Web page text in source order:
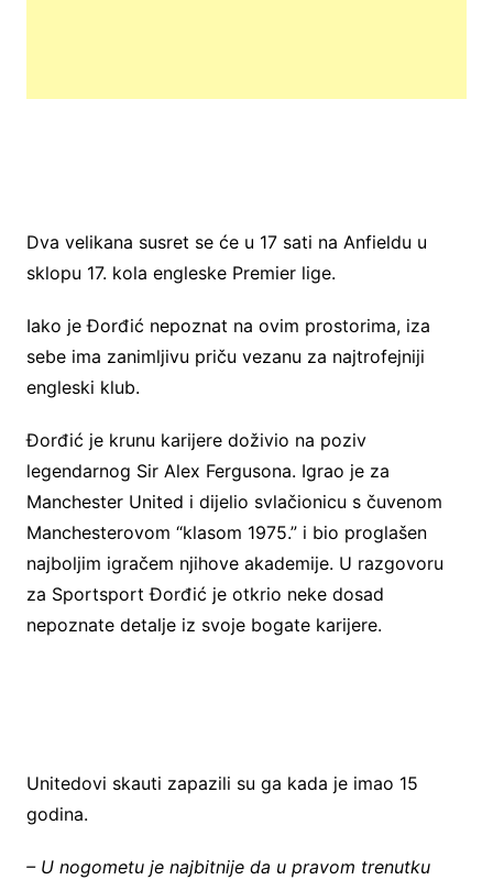
Dva velikana susret se će u 17 sati na Anfieldu u
sklopu 17. kola engleske Premier lige.
Iako je Đorđić nepoznat na ovim prostorima, iza
sebe ima zanimljivu priču vezanu za najtrofejniji
engleski klub.
Đorđić je krunu karijere doživio na poziv
legendarnog Sir Alex Fergusona. Igrao je za
Manchester United i dijelio svlačionicu s čuvenom
Manchesterovom “klasom 1975.” i bio proglašen
najboljim igračem njihove akademije. U razgovoru
za Sportsport Đorđić je otkrio neke dosad
nepoznate detalje iz svoje bogate karijere.
Unitedovi skauti zapazili su ga kada je imao 15
godina.
– U nogometu je najbitnije da u pravom trenutku